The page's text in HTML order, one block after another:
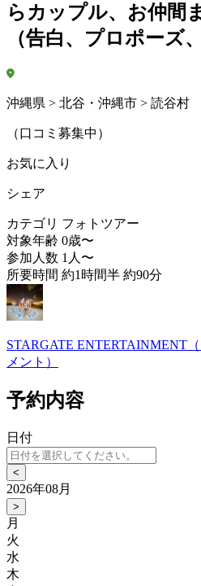
らカップル、お仲間
（告白、プロポーズ
沖縄県 > 北谷・沖縄市 > 読谷村
（口コミ募集中）
お気に入り
シェア
カテゴリ フォトツアー
対象年齢 0歳〜
参加人数 1人〜
所要時間 約1時間半 約90分
STARGATE ENTERTAINMENT
メント）
予約内容
日付
<
2026年08月
>
月
火
水
木